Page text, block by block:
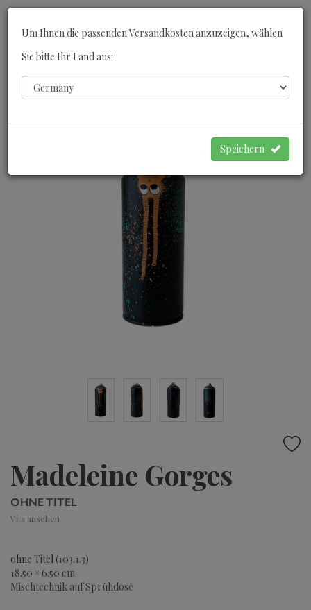
Madeleine Gorges
OHNE TITEL
Vita ansehen
ohne Titel (103.1.3)
18.50 × 6.50 cm
Mischtechnik auf Sprühdose
Um Ihnen die passenden Versandkosten anzuzeigen, wählen
Sie bitte Ihr Land aus:
Speichern